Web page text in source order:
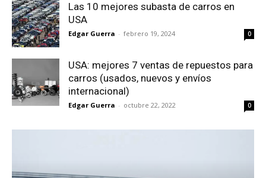
Las 10 mejores subasta de carros en
USA
Edgar Guerra - febrero 19, 2024 0
USA: mejores 7 ventas de repuestos para
carros (usados, nuevos y envíos
internacional)
Edgar Guerra - octubre 22, 2022 0